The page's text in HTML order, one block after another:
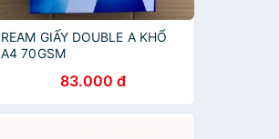
REAM GIẤY DOUBLE A KHỔ
A4 70GSM
83.000 đ